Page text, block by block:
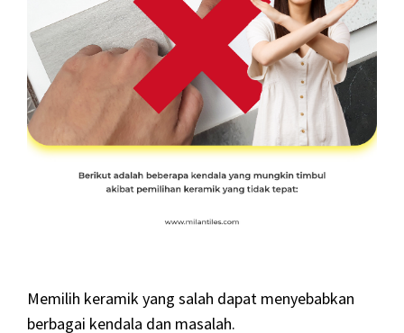
Memilih keramik yang salah dapat menyebabkan
berbagai kendala dan masalah.